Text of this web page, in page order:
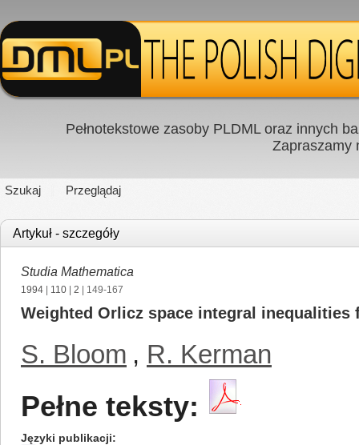
Pełnotekstowe zasoby PLDML oraz innych
Zapraszamy
Szukaj Przeglądaj
Artykuł - szczegóły
Studia Mathematica
1994 110 2 | 149-167
Weighted Orlicz space integral
S. Bloom , R. Kerman
Pełne teksty:
Języki publikacji